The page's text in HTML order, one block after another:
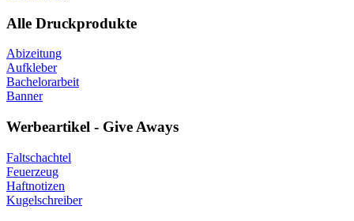
Alle Druckprodukte
Abizeitung
Aufkleber
Bachelorarbeit
Banner
Werbeartikel - Give Aways
Faltschachtel
Feuerzeug
Haftnotizen
Kugelschreiber